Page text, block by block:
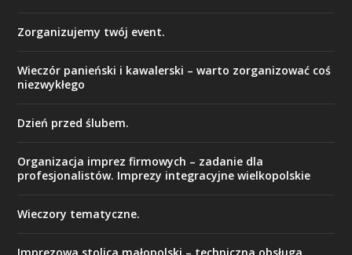
Zorganizujemy twój event.
Wieczór panieński i kawalerski – warto zorganizować coś
niezwykłego
Dzień przed ślubem.
Organizacja imprez firmowych – zadanie dla
profesjonalistów. Imprezy integracyjne wielkopolskie
Wieczory tematyczne.